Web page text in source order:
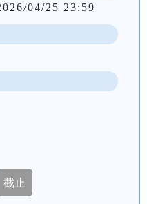
04/25 23:59